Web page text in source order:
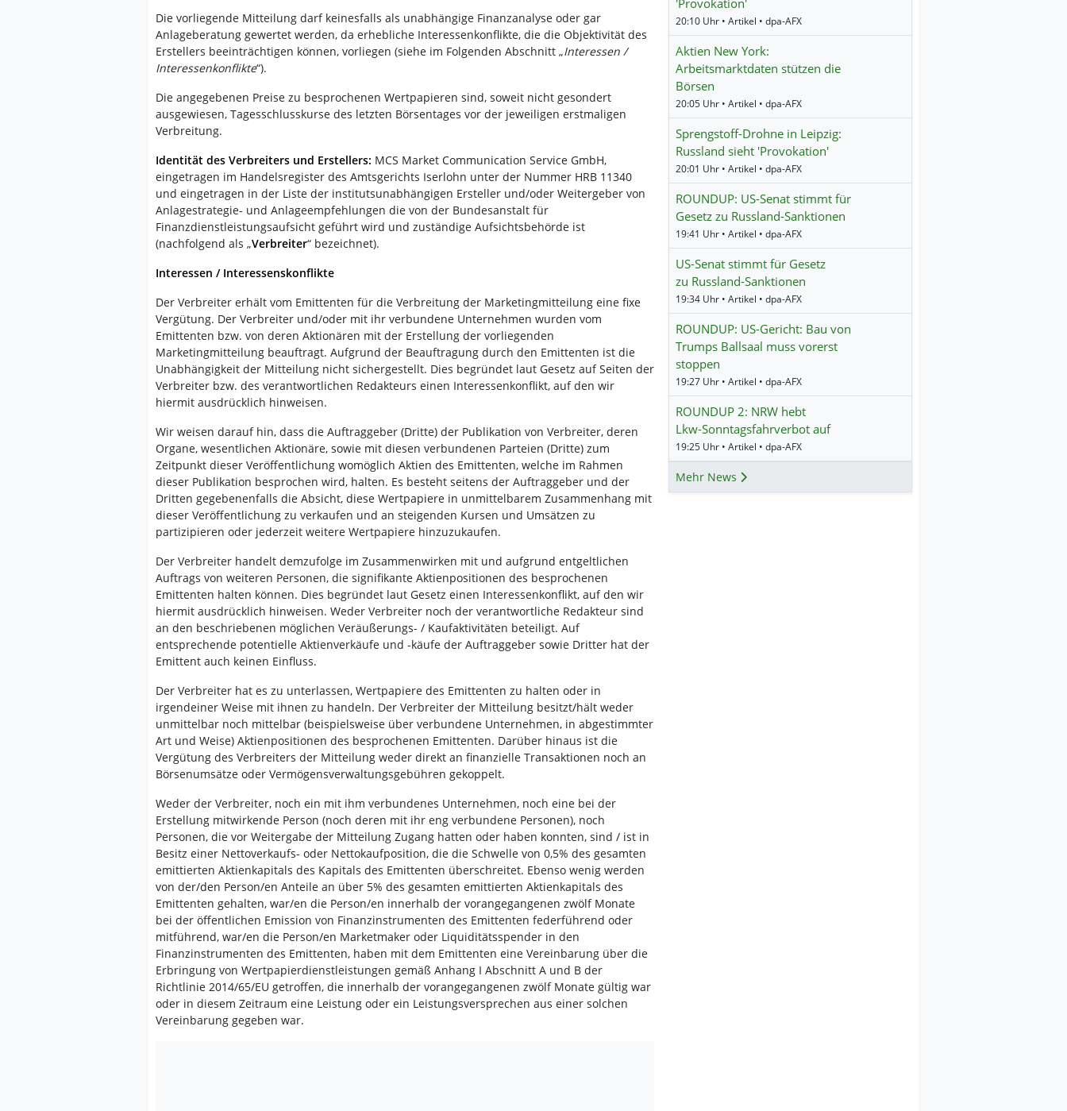
Die vorliegende Mitteilung darf keinesfalls als unabhängige Finanzanalyse oder gar
Anlageberatung gewertet werden, da erhebliche Interessenkonflikte, die die Objektivität des
Erstellers beeinträchtigen können, vorliegen (siehe im Folgenden Abschnitt „Interessen /
Interessenkonflikte“).
Die angegebenen Preise zu besprochenen Wertpapieren sind, soweit nicht gesondert
ausgewiesen, Tagesschlusskurse des letzten Börsentages vor der jeweiligen erstmaligen
Verbreitung.
Identität des Verbreiters und Erstellers: MCS Market Communication Service GmbH,
eingetragen im Handelsregister des Amtsgerichts Iserlohn unter der Nummer HRB 11340
und eingetragen in der Liste der institutsunabhängigen Ersteller und/oder Weitergeber von
Anlagestrategie- und Anlageempfehlungen die von der Bundesanstalt für
Finanzdienstleistungsaufsicht geführt wird und zuständige Aufsichtsbehörde ist
(nachfolgend als „Verbreiter“ bezeichnet).
Interessen / Interessenskonflikte
Der Verbreiter erhält vom Emittenten für die Verbreitung der Marketingmitteilung eine fixe
Vergütung. Der Verbreiter und/oder mit ihr verbundene Unternehmen wurden vom
Emittenten bzw. von deren Aktionären mit der Erstellung der vorliegenden
Marketingmitteilung beauftragt. Aufgrund der Beauftragung durch den Emittenten ist die
Unabhängigkeit der Mitteilung nicht sichergestellt. Dies begründet laut Gesetz auf Seiten der
Verbreiter bzw. des verantwortlichen Redakteurs einen Interessenkonflikt, auf den wir
hiermit ausdrücklich hinweisen.
Wir weisen darauf hin, dass die Auftraggeber (Dritte) der Publikation von Verbreiter, deren
Organe, wesentlichen Aktionäre, sowie mit diesen verbundenen Parteien (Dritte) zum
Zeitpunkt dieser Veröffentlichung womöglich Aktien des Emittenten, welche im Rahmen
dieser Publikation besprochen wird, halten. Es besteht seitens der Auftraggeber und der
Dritten gegebenenfalls die Absicht, diese Wertpapiere in unmittelbarem Zusammenhang mit
dieser Veröffentlichung zu verkaufen und an steigenden Kursen und Umsätzen zu
partizipieren oder jederzeit weitere Wertpapiere hinzuzukaufen.
Der Verbreiter handelt demzufolge im Zusammenwirken mit und aufgrund entgeltlichen
Auftrags von weiteren Personen, die signifikante Aktienpositionen des besprochenen
Emittenten halten können. Dies begründet laut Gesetz einen Interessenkonflikt, auf den wir
hiermit ausdrücklich hinweisen. Weder Verbreiter noch der verantwortliche Redakteur sind
an den beschriebenen möglichen Veräußerungs- / Kaufaktivitäten beteiligt. Auf
entsprechende potentielle Aktienverkäufe und -käufe der Auftraggeber sowie Dritter hat der
Emittent auch keinen Einfluss.
Der Verbreiter hat es zu unterlassen, Wertpapiere des Emittenten zu halten oder in
irgendeiner Weise mit ihnen zu handeln. Der Verbreiter der Mitteilung besitzt/hält weder
unmittelbar noch mittelbar (beispielsweise über verbundene Unternehmen, in abgestimmter
Art und Weise) Aktienpositionen des besprochenen Emittenten. Darüber hinaus ist die
Vergütung des Verbreiters der Mitteilung weder direkt an finanzielle Transaktionen noch an
Börsenumsätze oder Vermögensverwaltungsgebühren gekoppelt.
Weder der Verbreiter, noch ein mit ihm verbundenes Unternehmen, noch eine bei der
Erstellung mitwirkende Person (noch deren mit ihr eng verbundene Personen), noch
Personen, die vor Weitergabe der Mitteilung Zugang hatten oder haben konnten, sind / ist in
Besitz einer Nettoverkaufs- oder Nettokaufposition, die die Schwelle von 0,5% des gesamten
emittierten Aktienkapitals des Kapitals des Emittenten überschreitet. Ebenso wenig werden
von der/den Person/en Anteile an über 5% des gesamten emittierten Aktienkapitals des
Emittenten gehalten, war/en die Person/en innerhalb der vorangegangenen zwölf Monate
bei der öffentlichen Emission von Finanzinstrumenten des Emittenten federführend oder
mitführend, war/en die Person/en Marketmaker oder Liquiditätsspender in den
Finanzinstrumenten des Emittenten, haben mit dem Emittenten eine Vereinbarung über die
Erbringung von Wertpapierdienstleistungen gemäß Anhang I Abschnitt A und B der
Richtlinie 2014/65/EU getroffen, die innerhalb der vorangegangenen zwölf Monate gültig war
oder in diesem Zeitraum eine Leistung oder ein Leistungsversprechen aus einer solchen
Vereinbarung gegeben war.
20:10 Uhr • Artikel • dpa-AFX
Aktien New York:
Arbeitsmarktdaten stützen die
Börsen
20:05 Uhr • Artikel • dpa-AFX
Sprengstoff-Drohne in Leipzig:
Russland sieht 'Provokation'
20:01 Uhr • Artikel • dpa-AFX
ROUNDUP: US-Senat stimmt für
Gesetz zu Russland-Sanktionen
19:41 Uhr • Artikel • dpa-AFX
US-Senat stimmt für Gesetz
zu Russland-Sanktionen
19:34 Uhr • Artikel • dpa-AFX
ROUNDUP: US-Gericht: Bau von
Trumps Ballsaal muss vorerst
stoppen
19:27 Uhr • Artikel • dpa-AFX
ROUNDUP 2: NRW hebt
Lkw-Sonntagsfahrverbot auf
19:25 Uhr • Artikel • dpa-AFX
Mehr News